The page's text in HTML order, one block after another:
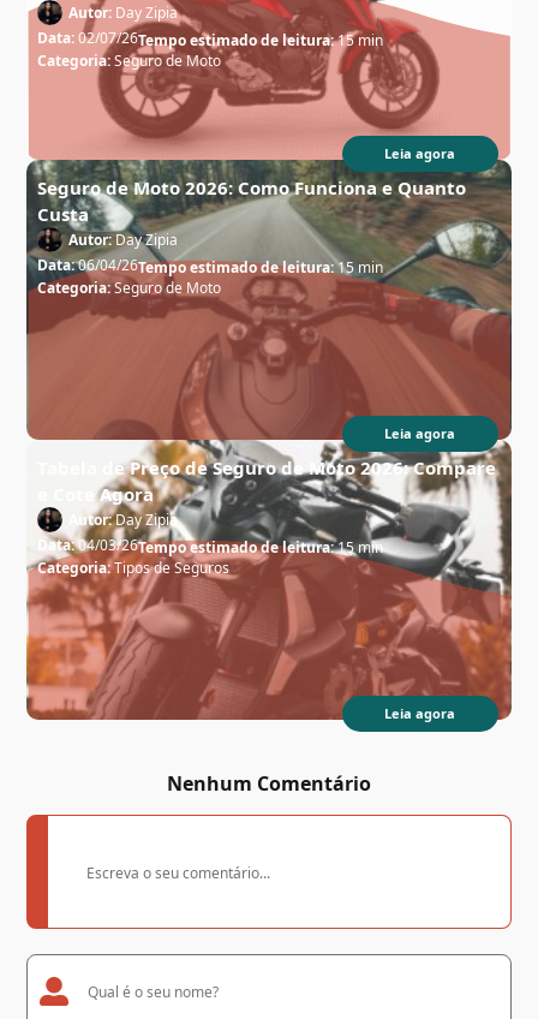
Autor: Day Zipia
Data:02/07/26Tempo estimado de leitura:15 min
Categoria:Seguro de Moto
Leia agora
Seguro de Moto 2026: Como Funciona e Quanto
Custa
Autor:Day Zipia
Data:06/04/26Tempo estimado de leitura:15 min
Categoria:Seguro de Moto
Leia agora
Tabela de Preço de Seguro de Moto 2026: Compare
e Cote Agora
Autor:Day Zipia
Data:04/03/26Tempo estimado de leitura:15 min
Categoria:Tipos de Seguros
Leia agora
Nenhum Comentário